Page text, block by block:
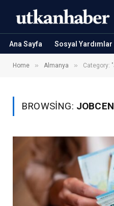
Ana Sayfa Sosyal Yardımlar
Home » Almanya » Category:
BROWSING: